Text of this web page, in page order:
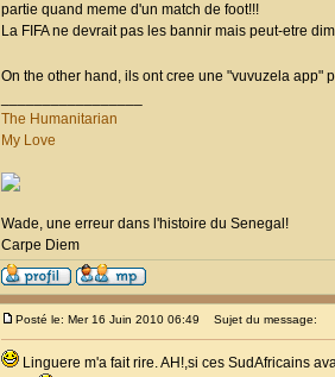
partie quand meme d'un match de foot!!!
La FIFA ne devrait pas les bannir mais peut-etre
On the other hand, ils ont cree une "vuvuzela app"
The Humanitarian
My Love
Wade, une erreur dans l'histoire du Senegal!
Carpe Diem
Posté le: Mer 16 Juin 2010 06:49 Sujet du message:
Linguere m'a fait rire. AH!,si ces SudAfricains